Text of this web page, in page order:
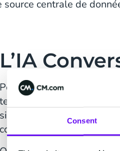
Consent
source centrale de
L’IA
Pour répondre à ces
technologie développée
site internet et sur son
connaissances interne.